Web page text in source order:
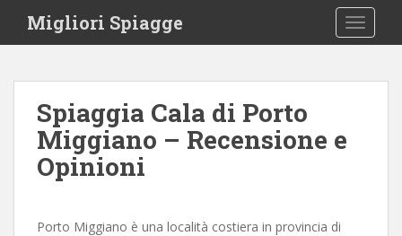
i
Migliori Spiagge
Spiaggia Cala di Porto
Miggiano – Recensione e
Opinioni
Porto Miggiano è una località costiera in provincia di